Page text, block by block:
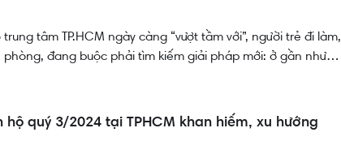
tâm TP.HCM ngày càng “vượt tầm với”, người trẻ đi làm,
đang buộc phải tìm kiếm giải pháp mới: ở gần nhưng
cần di chuyển trong vòng 25–45 phút, nhiều khu vực vệ
giá hợp lý và môi trường sống ngày càng hoàn thiện.
hộ quý 3/2024 tại TPHCM khan hiếm, xu hướng